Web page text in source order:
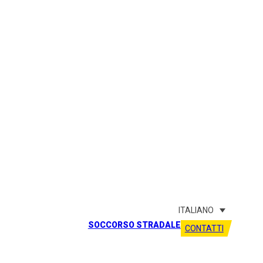
ITALIANO
CONTATTI
SOCCORSO STRADALE